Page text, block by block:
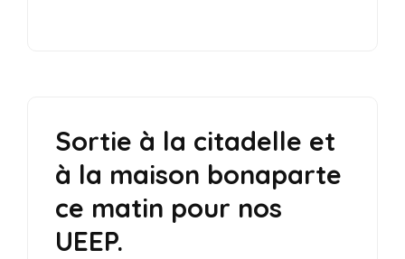
Sortie à la citadelle et
à la maison bonaparte
ce matin pour nos
UEEP.